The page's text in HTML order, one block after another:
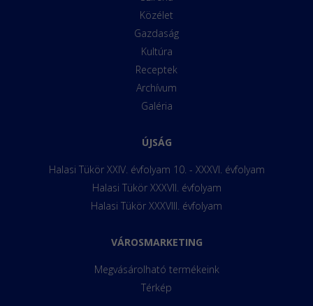
Közélet
Gazdaság
Kultúra
Receptek
Archívum
Galéria
ÚJSÁG
Halasi Tükör XXIV. évfolyam 10. - XXXVI. évfolyam
Halasi Tükör XXXVII. évfolyam
Halasi Tükör XXXVIII. évfolyam
VÁROSMARKETING
Megvásárolható termékeink
Térkép